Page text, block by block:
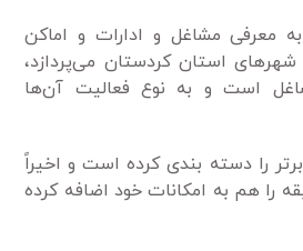
معرفی مشاغل و ادارات و اماکن
استان کردستان می‌پردازد،
است و به نوع فعالیت آن‌ها
را دسته ‌بندی کرده است و اخیراً
را هم به امکانات خود اضافه کرده